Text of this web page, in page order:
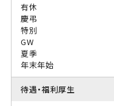
有休
慶弔
特別
GW
夏季
年末年始
待遇・福利厚生